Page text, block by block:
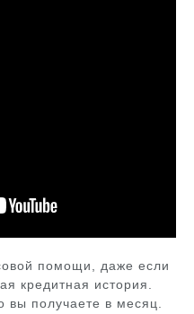
помощи, даже если
кредитная история.
вы получаете в месяц.